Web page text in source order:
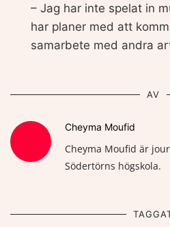
– Jag har inte spelat in
har planer med att
samarbete med andra
AV
Cheyma Moufid
Cheyma Moufid är
Södertörns högskola.